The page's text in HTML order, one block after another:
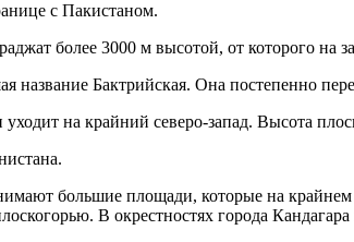
с Пакистаном.
более 3000 м высотой, от которого на
название Бактрийская. Она постепенно
на крайний северо-запад. Высота
большие площади, которые на
В окрестностях города